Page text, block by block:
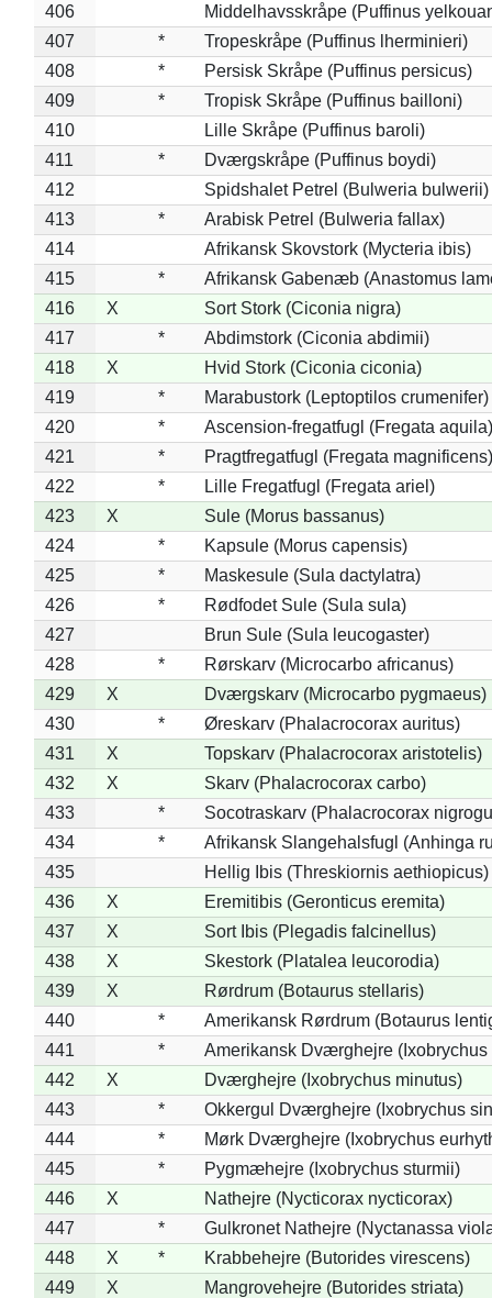
406
Middelhavsskråpe (Puffinus
407
*
Tropeskråpe (Puffinus lherminieri)
408
*
Persisk Skråpe (Puffinus persicus)
409
*
Tropisk Skråpe (Puffinus bailloni)
410
Lille Skråpe (Puffinus baroli)
411
*
Dværgskråpe (Puffinus boydi)
412
Spidshalet Petrel (Bulweria bulwerii)
413
*
Arabisk Petrel (Bulweria fallax)
414
Afrikansk Skovstork (Mycteria ibis)
415
*
Afrikansk Gabenæb (Anastomus
416
X
Sort Stork (Ciconia nigra)
417
*
Abdimstork (Ciconia abdimii)
418
X
Hvid Stork (Ciconia ciconia)
419
*
Marabustork (Leptoptilos crumenifer)
420
*
Ascension-fregatfugl (Fregata aquila)
421
*
Pragtfregatfugl (Fregata magnificens)
422
*
Lille Fregatfugl (Fregata ariel)
423
X
Sule (Morus bassanus)
424
*
Kapsule (Morus capensis)
425
*
Maskesule (Sula dactylatra)
426
*
Rødfodet Sule (Sula sula)
427
Brun Sule (Sula leucogaster)
428
*
Rørskarv (Microcarbo africanus)
429
X
Dværgskarv (Microcarbo pygmaeus)
430
*
Øreskarv (Phalacrocorax auritus)
431
X
Topskarv (Phalacrocorax aristotelis)
432
X
Skarv (Phalacrocorax carbo)
433
*
Socotraskarv (Phalacrocorax
434
*
Afrikansk Slangehalsfugl (Anhinga
435
Hellig Ibis (Threskiornis aethiopicus)
436
X
Eremitibis (Geronticus eremita)
437
X
Sort Ibis (Plegadis falcinellus)
438
X
Skestork (Platalea leucorodia)
439
X
Rørdrum (Botaurus stellaris)
440
*
Amerikansk Rørdrum (Botaurus
441
*
Amerikansk Dværghejre (Ixobrychus
442
X
Dværghejre (Ixobrychus minutus)
443
*
Okkergul Dværghejre (Ixobrychus
444
*
Mørk Dværghejre (Ixobrychus
445
*
Pygmæhejre (Ixobrychus sturmii)
446
X
Nathejre (Nycticorax nycticorax)
447
*
Gulkronet Nathejre (Nyctanassa
448
X *
Krabbehejre (Butorides virescens)
449
X
Mangrovehejre (Butorides striata)